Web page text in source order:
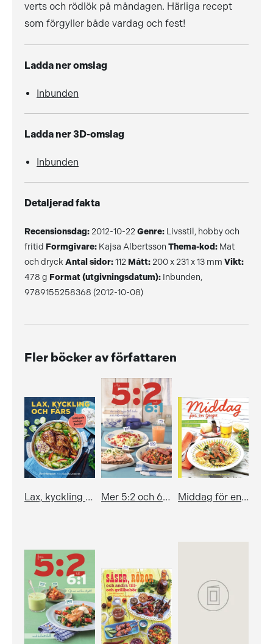
verts och rödlök på måndagen. Härliga recept
som förgyller både vardag och fest!
Ladda ner omslag
Inbunden
Ladda ner 3D-omslag
Inbunden
Detaljerad fakta
Recensionsdag: 2012-10-22 Genre: Livsstil, hobby och
fritid Formgivare: Kajsa Albertsson Thema-kod: Mat
och dryck Antal sidor:112 Mått: 200 x 231 x 13 mm Vikt:
478 g Format (utgivningsdatum): Inbunden,
9789155258368 (2012-10-08)
Fler böcker av författaren
Lax, kyckling och färs - lättlagade vardagsfavoriter Mer 5:2 och 6:1 - Den enkla vägen till hälsa och viktminskning Middag för en tjuga - och andra läckra, billiga rätter